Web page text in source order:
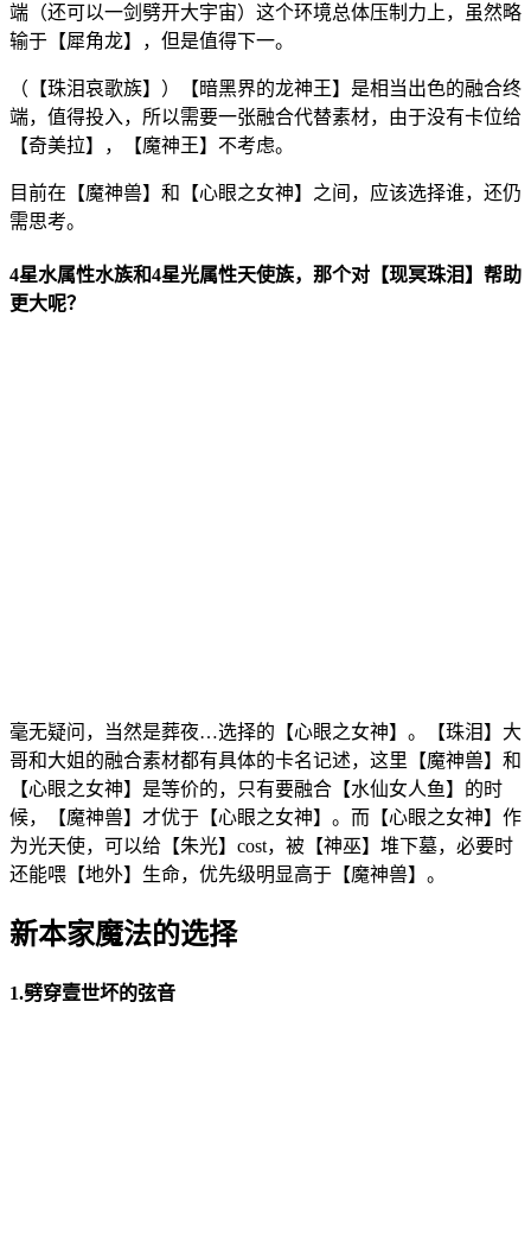
端（还可以一剑劈开大宇宙）这个环境总体压制力上，虽然略
输于【犀角龙】，但是值得下一。
（【珠泪哀歌族】）【暗黑界的龙神王】是相当出色的融合终
端，值得投入，所以需要一张融合代替素材，由于没有卡位给
【奇美拉】，【魔神王】不考虑。
目前在【魔神兽】和【心眼之女神】之间，应该选择谁，还仍
需思考。
4星水属性水族和4星光属性天使族，那个对【现冥珠泪】帮助
更大呢？
毫无疑问，当然是葬夜…选择的【心眼之女神】。【珠泪】大
哥和大姐的融合素材都有具体的卡名记述，这里【魔神兽】和
【心眼之女神】是等价的，只有要融合【水仙女人鱼】的时
候，【魔神兽】才优于【心眼之女神】。而【心眼之女神】作
为光天使，可以给【朱光】cost，被【神巫】堆下墓，必要时
还能喂【地外】生命，优先级明显高于【魔神兽】。
新本家魔法的选择
1.劈穿壹世坏的弦音